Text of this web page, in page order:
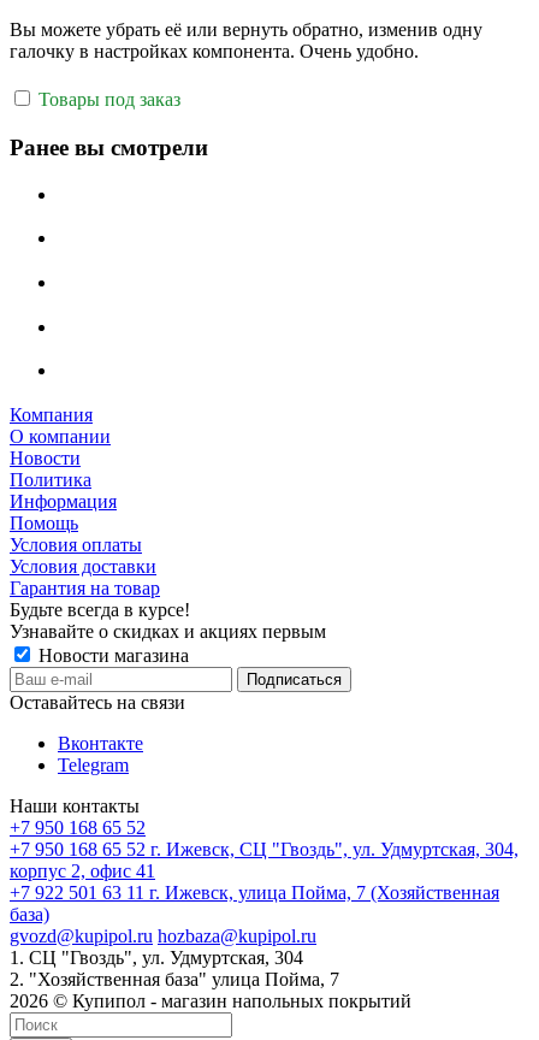
Вы можете убрать её или вернуть обратно, изменив одну
галочку в настройках компонента. Очень удобно.
Товары под заказ
Ранее вы смотрели
Компания
О компании
Новости
Политика
Информация
Помощь
Условия оплаты
Условия доставки
Гарантия на товар
Будьте всегда в курсе!
Узнавайте о скидках и акциях первым
Новости магазина
Оставайтесь на связи
Вконтакте
Telegram
Наши контакты
+7 950 168 65 52
+7 950 168 65 52 г. Ижевск, СЦ "Гвоздь", ул. Удмуртская, 304,
корпус 2, офис 41
+7 922 501 63 11 г. Ижевск, улица Пойма, 7 (Хозяйственная
база)
gvozd@kupipol.ru hozbaza@kupipol.ru
1. СЦ "Гвоздь", ул. Удмуртская, 304
2. "Хозяйственная база" улица Пойма, 7
2026 © Купипол - магазин напольных покрытий